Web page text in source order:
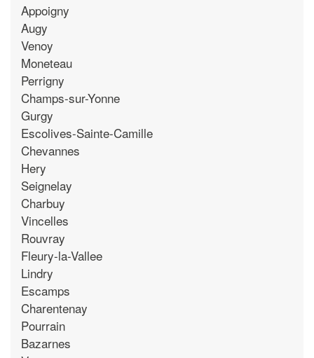
Appoigny
Augy
Venoy
Moneteau
Perrigny
Champs-sur-Yonne
Gurgy
Escolives-Sainte-Camille
Chevannes
Hery
Seignelay
Charbuy
Vincelles
Rouvray
Fleury-la-Vallee
Lindry
Escamps
Charentenay
Pourrain
Bazarnes